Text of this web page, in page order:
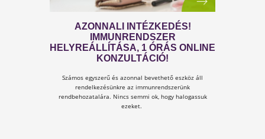
bevásárlási rendet, vagy az otthoni munkát...